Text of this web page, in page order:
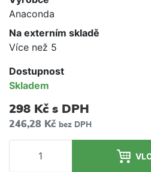
Anaconda
Na externím skladě
Více než 5
Dostupnost
Skladem
298 Kč s DPH
246,28 Kč bez DPH